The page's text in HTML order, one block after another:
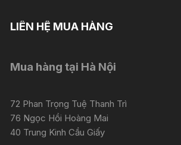
LIÊN HỆ MUA HÀNG
Mua hàng tại Hà Nội
72 Phan Trọng Tuệ Thanh Trì
76 Ngọc Hồi Hoàng Mai
40 Trung Kinh Cầu Giấy